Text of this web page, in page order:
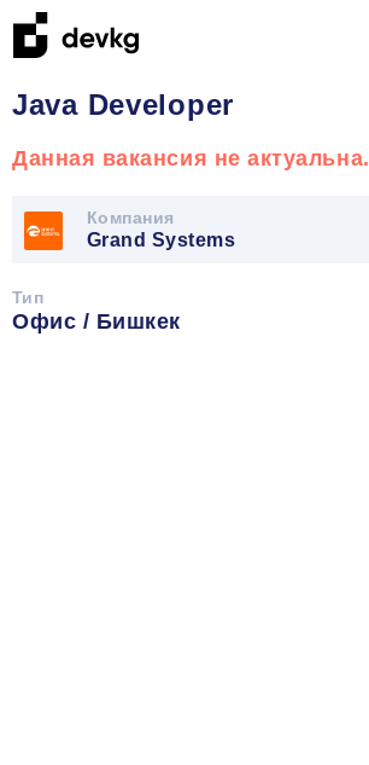
Java Developer
Данная вакансия не актуальна.
Компания
Grand Systems
Тип
Офис / Бишкек